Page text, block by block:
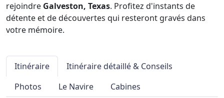
rejoindre Galveston, Texas. Profitez d'instants de
détente et de découvertes qui resteront gravés dans
votre mémoire.
Itinéraire
Itinéraire détaillé & Conseils
Photos
Le Navire Cabines